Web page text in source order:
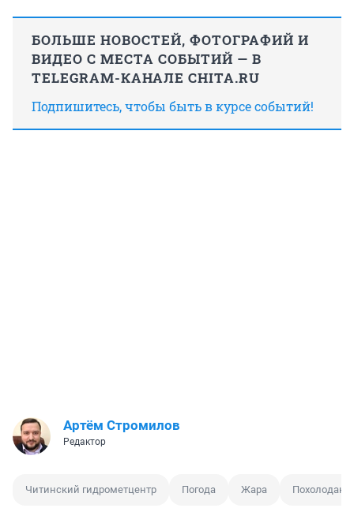
БОЛЬШЕ НОВОСТЕЙ, ФОТОГРАФИЙ И
ВИДЕО С МЕСТА СОБЫТИЙ — В
TELEGRAM-КАНАЛЕ CHITA.RU
Подпишитесь, чтобы быть в курсе событий!
Артём Стромилов
Редактор
Читинский гидрометцентр Погода Жара